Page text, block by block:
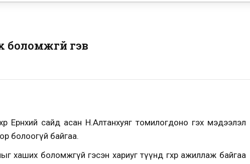
гэв
Ерөнхий сайд асан Н.Алтанхуяг томилогдоно гэх мэдээлэл
болоогүй байгаа.
боломжгүй гэсэн хариуг түүнд өгөхөөр ажиллаж байгаа